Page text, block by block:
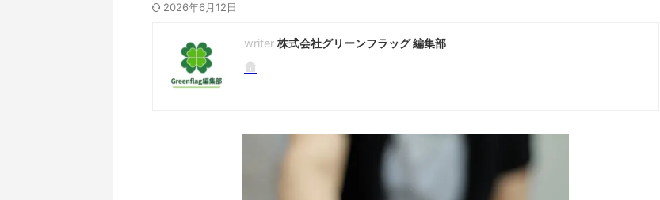
2026年6月12日
株式会社グリーンフラッグ 編集部